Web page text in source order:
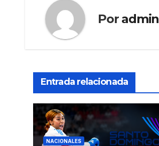
Por admin
Entrada relacionada
NACIONALES